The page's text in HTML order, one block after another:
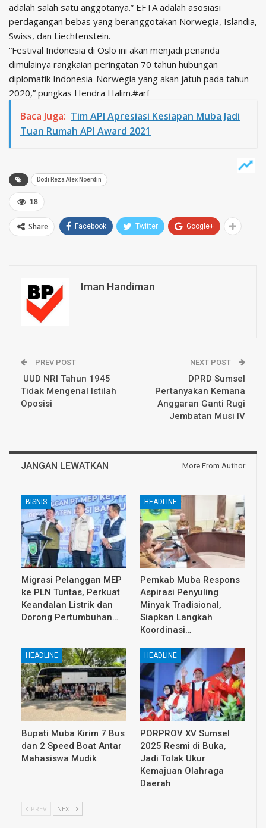
adalah salah satu anggotanya.” EFTA adalah asosiasi
perdagangan bebas yang beranggotakan Norwegia, Islandia,
Swiss, dan Liechtenstein.
“Festival Indonesia di Oslo ini akan menjadi penanda
dimulainya rangkaian peringatan 70 tahun hubungan
diplomatik Indonesia-Norwegia yang akan jatuh pada tahun
2020,” pungkas Hendra Halim.#arf
Baca Juga: Tim API Apresiasi Kesiapan Muba Jadi
Tuan Rumah API Award 2021
Dodi Reza Alex Noerdin
18
Share Facebook Twitter Google+
Iman Handiman
PREV POST
UUD NRI Tahun 1945
Tidak Mengenal Istilah
Oposisi
NEXT POST
DPRD Sumsel
Pertanyakan Kemana
Anggaran Ganti Rugi
Jembatan Musi IV
JANGAN LEWATKAN More From Author
BISNIS
Migrasi Pelanggan MEP
ke PLN Tuntas, Perkuat
Keandalan Listrik dan
Dorong Pertumbuhan…
HEADLINE
Pemkab Muba Respons
Aspirasi Penyuling
Minyak Tradisional,
Siapkan Langkah
Koordinasi…
HEADLINE
Bupati Muba Kirim 7 Bus
dan 2 Speed Boat Antar
Mahasiswa Mudik
HEADLINE
PORPROV XV Sumsel
2025 Resmi di Buka,
Jadi Tolak Ukur
Kemajuan Olahraga
Daerah
PREV NEXT